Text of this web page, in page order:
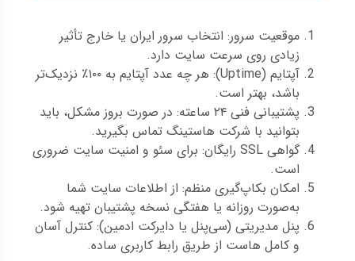
موقعیت سرور: انتخاب سرور ایران یا خارج تأثیر
زیادی روی سرعت سایت دارد.
آپتایم (Uptime): هر چه عدد آپتایم به ۱۰۰٪ نزدیک‌تر
باشد، بهتر است.
پشتیبانی فنی ۲۴ ساعته: در صورت بروز مشکل، باید
بتوانید با شرکت هاستینگ تماس بگیرید.
گواهی SSL رایگان: برای سئو و امنیت سایت ضروری
است.
امکان بکاپ‌گیری منظم: از اطلاعات سایت شما
به‌صورت روزانه یا هفتگی نسخه پشتیبان تهیه شود.
پنل مدیریتی (سی‌پنل یا دایرکت ادمین): کنترل آسان
و کامل هاست از طریق رابط کاربری ساده.